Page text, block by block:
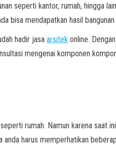
seperti kantor, rumah, hingga
bisa mendapatkan hasil
hadir jasa arsitek online.
mengenai komponen
rumah. Namun karena saat
harus memperhatikan